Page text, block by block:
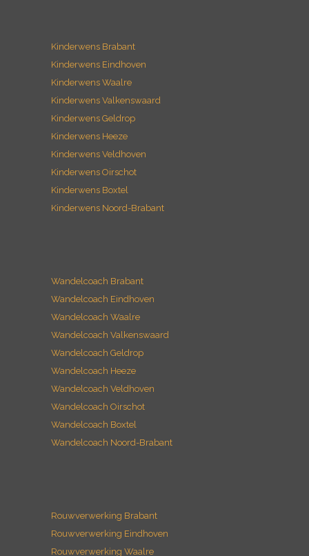
Kinderwens Brabant
Kinderwens Eindhoven
Kinderwens Waalre
Kinderwens Valkenswaard
Kinderwens Geldrop
Kinderwens Heeze
Kinderwens Veldhoven
Kinderwens Oirschot
Kinderwens Boxtel
Kinderwens Noord-Brabant
Wandelcoach Brabant
Wandelcoach Eindhoven
Wandelcoach Waalre
Wandelcoach Valkenswaard
Wandelcoach Geldrop
Wandelcoach Heeze
Wandelcoach Veldhoven
Wandelcoach Oirschot
Wandelcoach Boxtel
Wandelcoach Noord-Brabant
Rouwverwerking Brabant
Rouwverwerking Eindhoven
Rouwverwerking Waalre